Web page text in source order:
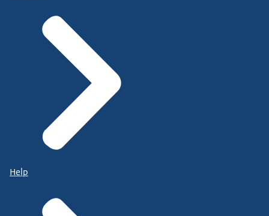
Help